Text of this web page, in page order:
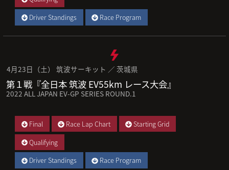
Driver Standings
Race Program
4月23日（土） 筑波サーキット ／ 茨城県
第１戦『全日本 筑波 EV55km レース大会』
2022 ALL JAPAN EV-GP SERIES ROUND.1
Final Race Lap Chart
Starting Grid
Qualifying
Driver Standings
Race Program